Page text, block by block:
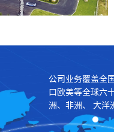
公司业务覆盖全
口欧美等全球六
洲、非洲、 大洋